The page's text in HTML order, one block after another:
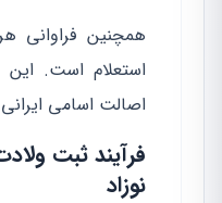
همچنین فراوانی
استعلام است.
اصالت اسامی
فرآیند ثبت
نوزاد